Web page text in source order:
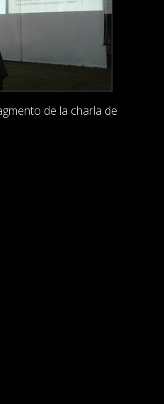
de la charla de